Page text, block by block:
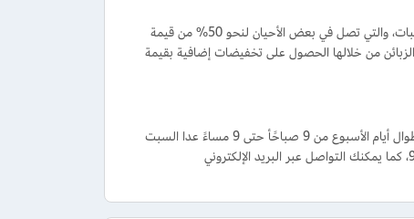
يتميز متجر StoreUs بإتاحة العديد من عروض التخفيض الهائلة في مختلف المواسم والمناسبات، والتي تصل في بعض الأحيان لنحو 50% من قيمة
أول طلب والتي يستطيع الزبائن من خلالها الحصول على تخفيضات إضافية بقيمة
تستطيع طلب المساعدة أو الاستفسار عن طريق الاتصال على رقم ستور اص 1770 585 04 طوال أيام الأسبوع من 9 صباحًأ حتى 9 مساءً عدا السبت
والأحد من 10 صباحًا إلى 7 مساءً، أو عن طريق المراسلة على رقم الواتساب 1770 585 4 971، كما يمكنك التواصل عبر البريد الإلكتروني